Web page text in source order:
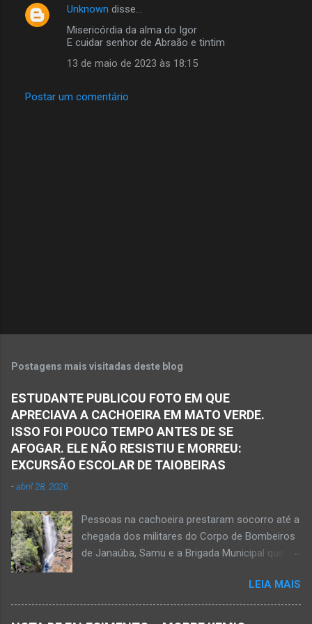
C
n
Unknown disse…
Misericórdia da alma do Igor
E cuidar senhor de Abraão e tintim
13 de maio de 2023 às 18:15
Postar um comentário
Postagens mais visitadas deste blog
ESTUDANTE PUBLICOU FOTO EM QUE
APRECIAVA A CACHOEIRA EM MATO VERDE.
ISSO FOI POUCO TEMPO ANTES DE SE
AFOGAR. ELE NÃO RESISTIU E MORREU:
EXCURSÃO ESCOLAR DE TAIOBEIRAS
-abril 28, 2026
Pessoas na cachoeira prestaram socorro até a
chegada dos militares do Corpo de Bombeiros
de Janaúba, Samu e a Brigada Municipal que
resistiu e foi a óbito Foto álbum pessoal Kauan
Pereira Alves publicou em sua rede social a
foto em que apreciava a Cachoeira Maria Rosa,
LEIA MAIS